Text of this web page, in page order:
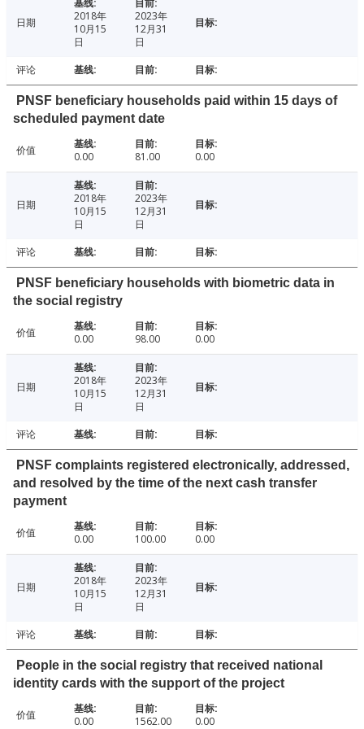
日期
2018年
10月15
日
2023年
12月31
日
评论
PNSF beneficiary households paid within 15 days of
scheduled payment date
价值 0.00 81.00 0.00
日期
2018年
10月15
日
2023年
12月31
日
评论
PNSF beneficiary households with biometric data in
the social registry
价值 0.00 98.00 0.00
日期
2018年
10月15
日
2023年
12月31
日
评论
PNSF complaints registered electronically, addressed,
and resolved by the time of the next cash transfer
payment
价值 0.00 100.00 0.00
日期
2018年
10月15
日
2023年
12月31
日
评论
People in the social registry that received national
identity cards with the support of the project
价值 0.00 1562.00 0.00